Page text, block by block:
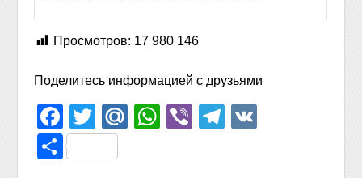
Просмотров: 17 980 146
Поделитесь информацией с друзьями
Facebook
TwitterMail.Ru
WhatsApp
ViberTelegram
Отправить